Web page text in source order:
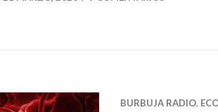
BURBUJA RADIO,